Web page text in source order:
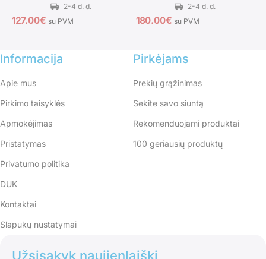
127.00€ su PVM 180.00€ su PVM
Informacija
Apie mus
Pirkimo taisyklės
Apmokėjimas
Pristatymas
Privatumo politika
DUK
Kontaktai
Slapukų nustatymai
Pirkėjams
Prekių grąžinimas
Sekite savo siuntą
Rekomenduojami produktai
100 geriausių produktų
Užsisakyk naujienlaiškį